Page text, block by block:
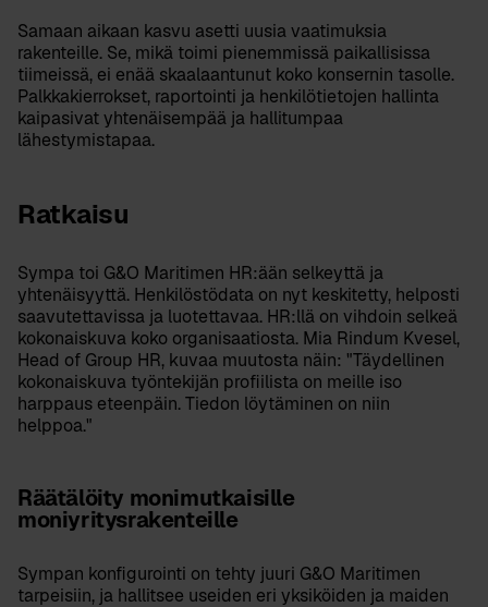
Samaan aikaan kasvu asetti uusia vaatimuksia
rakenteille. Se, mikä toimi pienemmissä paikallisissa
tiimeissä, ei enää skaalaantunut koko konsernin tasolle.
Palkkakierrokset, raportointi ja henkilötietojen hallinta
kaipasivat yhtenäisempää ja hallitumpaa
lähestymistapaa.
Ratkaisu
Sympa toi G&O Maritimen HR:ään selkeyttä ja
yhtenäisyyttä. Henkilöstödata on nyt keskitetty, helposti
saavutettavissa ja luotettavaa. HR:llä on vihdoin selkeä
kokonaiskuva koko organisaatiosta. Mia Rindum Kvesel,
Head of Group HR, kuvaa muutosta näin: "Täydellinen
kokonaiskuva työntekijän profiilista on meille iso
harppaus eteenpäin. Tiedon löytäminen on niin
helppoa."
Räätälöity monimutkaisille
moniyritysrakenteille
Sympan konfigurointi on tehty juuri G&O Maritimen
tarpeisiin, ja hallitsee useiden eri yksiköiden ja maiden